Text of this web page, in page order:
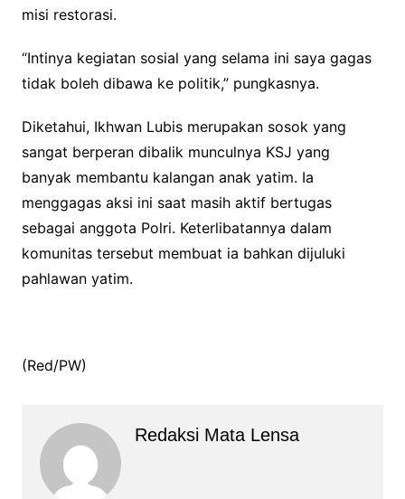
misi restorasi.
“Intinya kegiatan sosial yang selama ini saya gagas
tidak boleh dibawa ke politik,” pungkasnya.
Diketahui, Ikhwan Lubis merupakan sosok yang
sangat berperan dibalik munculnya KSJ yang
banyak membantu kalangan anak yatim. Ia
menggagas aksi ini saat masih aktif bertugas
sebagai anggota Polri. Keterlibatannya dalam
komunitas tersebut membuat ia bahkan dijuluki
pahlawan yatim.
(Red/PW)
Redaksi Mata Lensa